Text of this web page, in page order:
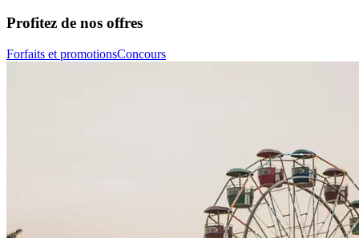
Profitez de nos offres
Forfaits et promotionsConcours